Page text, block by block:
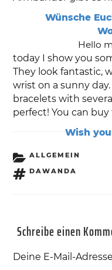
Wünsche
Hello
today I show you
They look fantastic,
wrist on a sunny
bracelets with
perfect! You can
Wish
KATEGORIEN
ALLGEMEIN
SCHLAGWÖRTER
DAWANDA
Schreibe einen
Deine E-Mail-